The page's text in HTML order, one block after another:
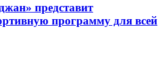
представит
программу для всей